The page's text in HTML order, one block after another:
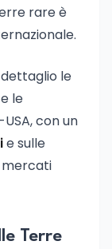
rare è
le
le
con un
e sulle
mercati
Terre